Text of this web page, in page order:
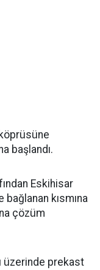
başlandı.
Eskihisar
kısmına
çözüm
üzerinde prekast